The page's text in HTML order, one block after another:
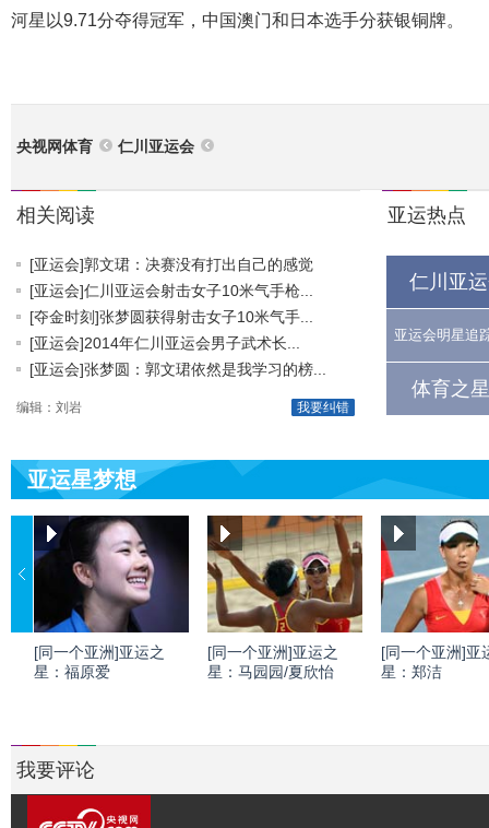
河星以9.71分夺得冠军，中国澳门和日本选手分获银铜牌。
央视网体育 仁川亚运会
相关阅读
[亚运会]郭文珺：决赛没有打出自己的感觉
[亚运会]仁川亚运会射击女子10米气手枪...
[夺金时刻]张梦圆获得射击女子10米气手...
[亚运会]2014年仁川亚运会男子武术长...
[亚运会]张梦圆：郭文珺依然是我学习的榜...
我要纠错
编辑：刘岩
亚运热点
仁川亚
亚运会明星追
体育之
亚运星梦想
[同一个亚洲]亚运之
星：福原爱
[同一个亚洲]亚运之
星：马园园/夏欣怡
[同一个亚洲]亚
星：郑洁
我要评论